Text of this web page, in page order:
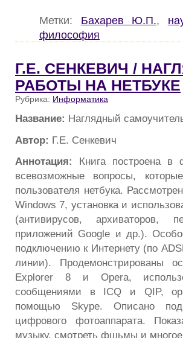
Метки: Бахарев Ю.П.,
философия
Г.Е. СЕНКЕВИЧ /
РАБОТЫ НА НЕТБУКЕ
Рубрика: Информатика
Название: Наглядный
Автор: Г.Е. Сенкевич
Аннотация: Книга построена в
всевозможные вопросы,
пользователя нетбука.
Windows 7, установка и
(антивирусов, архиваторов,
приложений Google и др.).
подключению к Интернету (по
линии). Продемонстрированы
Explorer 8 и Opera,
сообщениями в ICQ и QIP,
помощью Skype. Описано
цифрового фотоаппарата.
музыку, смотреть фшьмы и многое